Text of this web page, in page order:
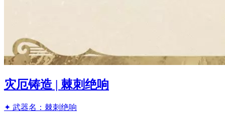
灾厄铸造 | 棘刺绝响
✦ 武器名：棘刺绝响